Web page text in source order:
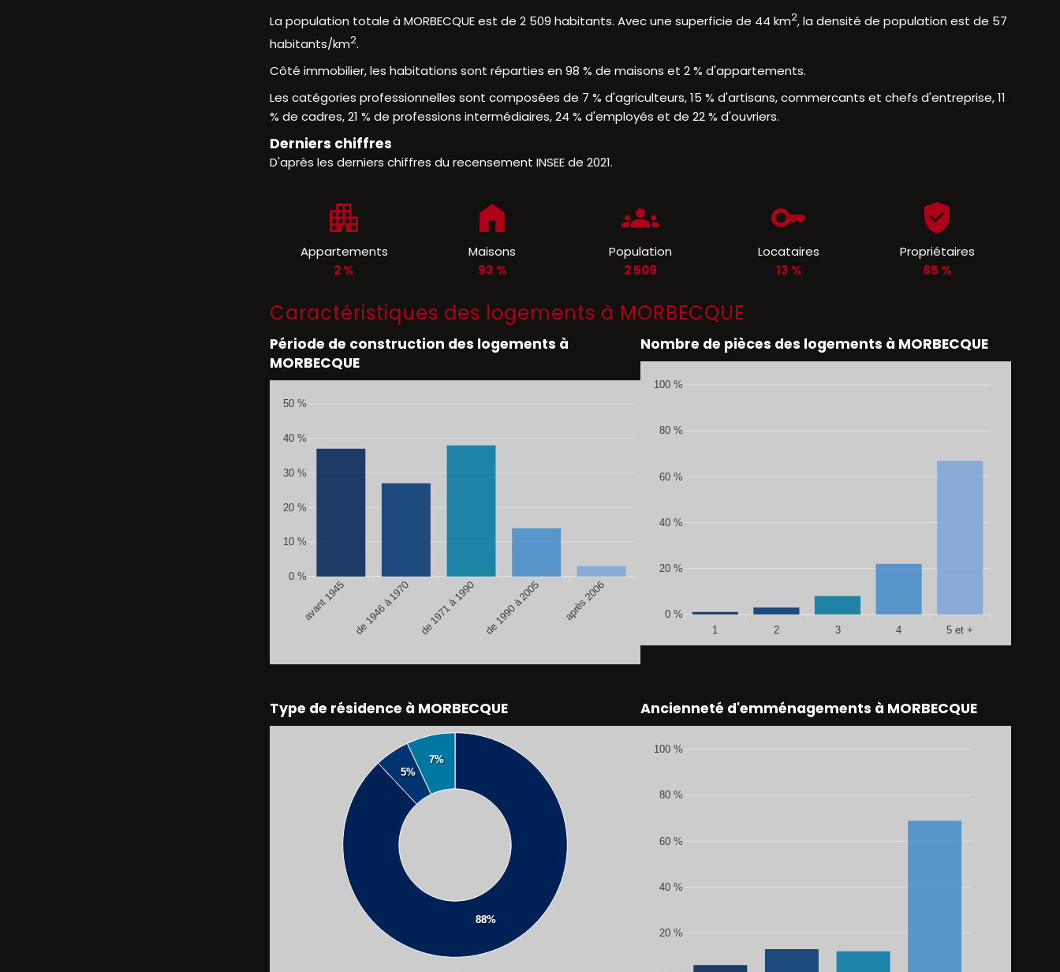
La population totale à MORBECQUE est de 2 509 habitants. Avec une superficie de 44 km2, la densité de population est de 57
habitants/km2.
Côté immobilier, les habitations sont réparties en 98 % de maisons et 2 % d'appartements.
Les catégories professionnelles sont composées de 7 % d'agriculteurs, 15 % d'artisans, commercants et chefs d'entreprise, 11
% de cadres, 21 % de professions intermédiaires, 24 % d'employés et de 22 % d'ouvriers.
Derniers chiffres
D'après les derniers chiffres du recensement INSEE de 2021.
Appartements
2 %
Maisons
93 %
Population
2 509
Locataires
13 %
Propriétaires
85 %
Caractéristiques des logements à MORBECQUE
Période de construction des logements à
MORBECQUE
50 %
40 %
30 %
20 %
10 %
0 %
avant 1945 de 1946 à 1970 de 1971 à 1990 de 1990 à 2005 après 2006
Nombre de pièces des logements à MORBECQUE
100 %
80 %
60 %
40 %
20 %
0 %
1
2 3 4 5 et +
Type de résidence à MORBECQUE
88%
5%
7%
Ancienneté d'emménagements à MORBECQUE
100 %
80 %
60 %
40 %
20 %